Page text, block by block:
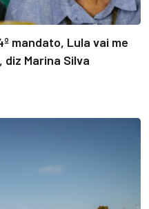
mandato, Lula vai me
Marina Silva